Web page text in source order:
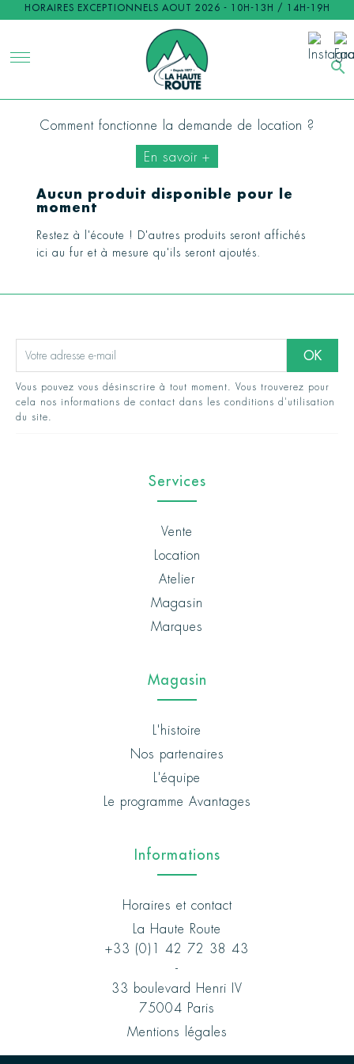
HORAIRES EXCEPTIONNELS AOUT 2026 - 10H-13H / 14H-19H
search
Comment fonctionne la demande de location ?
En savoir +
Aucun produit disponible pour le
moment
Restez à l'écoute ! D'autres produits seront affichés
ici au fur et à mesure qu'ils seront ajoutés.
Vous pouvez vous désinscrire à tout moment. Vous trouverez pour
cela nos informations de contact dans les conditions d'utilisation
du site.
Services
Vente
Location
Atelier
Magasin
Marques
Magasin
L'histoire
Nos partenaires
L'équipe
Le programme Avantages
Informations
Horaires et contact
La Haute Route
+33 (0)1 42 72 38 43
-
33 boulevard Henri IV
75004 Paris
Mentions légales